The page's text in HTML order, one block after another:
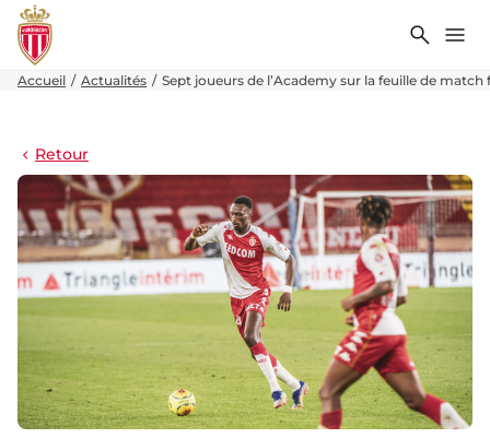
Accueil Actualités Sept joueurs de l’Academy sur la feuille de match
Retour